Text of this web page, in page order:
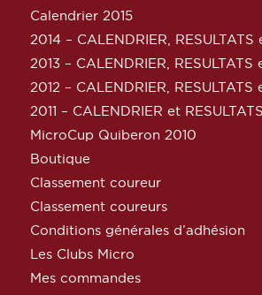
Calendrier 2015
2014 – CALENDRIER, RESULTATS
2013 – CALENDRIER, RESULTATS
2012 – CALENDRIER, RESULTATS
2011 – CALENDRIER et RESULTATS
MicroCup Quiberon 2010
Boutique
Classement coureur
Classement coureurs
Conditions générales d’adhésion
Les Clubs Micro
Mes commandes